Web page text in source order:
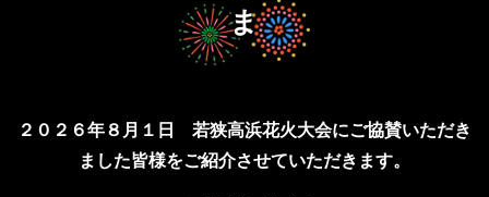
ま
２０２６年８月１日 若狭高浜花火大会にご協賛いただき
ました皆様をご紹介させていただきます。